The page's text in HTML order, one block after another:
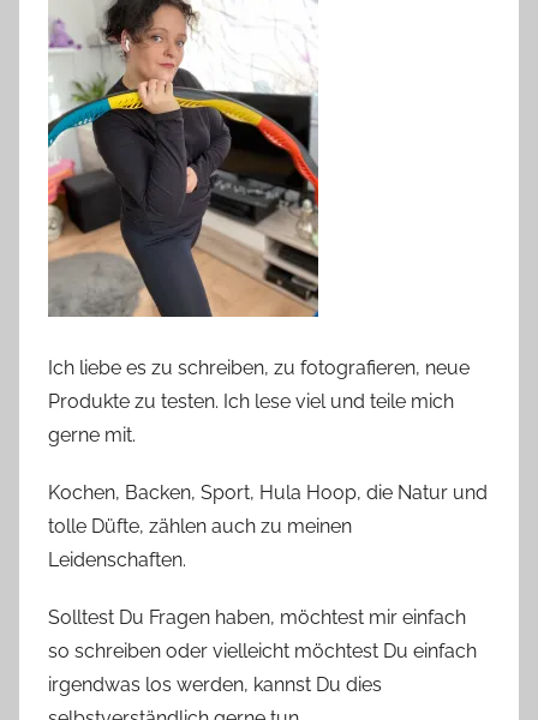
Ich liebe es zu schreiben, zu fotografieren, neue
Produkte zu testen. Ich lese viel und teile mich
gerne mit.
Kochen, Backen, Sport, Hula Hoop, die Natur und
tolle Düfte, zählen auch zu meinen
Leidenschaften.
Solltest Du Fragen haben, möchtest mir einfach
so schreiben oder vielleicht möchtest Du einfach
irgendwas los werden, kannst Du dies